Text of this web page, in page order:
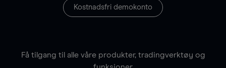
Kostnadsfri demokonto
Få tilgang til alle våre produkter, tradingverktøy og